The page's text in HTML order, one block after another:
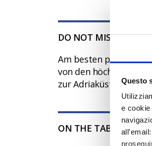
Questo
e
all'email:
DO NOT MISS
Am besten planen Sie
von den höchsten
zur Adriaküste bei
ON THE TABLE